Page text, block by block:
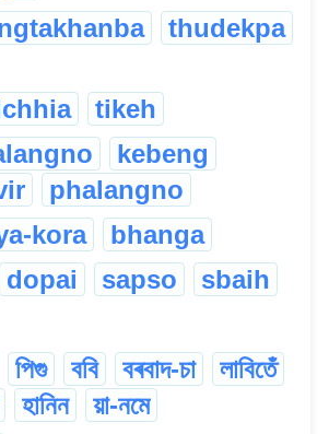
thudekpa
tikeh
kebeng
phalangno
kora bhanga
dopai sapso sbaih
পিগু ববি বৰবাদ-চা
লাবিতেঁ
হানিন য়া-নমে